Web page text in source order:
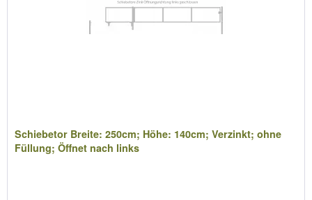
Schiebetor Breite: 250cm; Höhe: 140cm; Verzinkt; ohne
Füllung; Öffnet nach links